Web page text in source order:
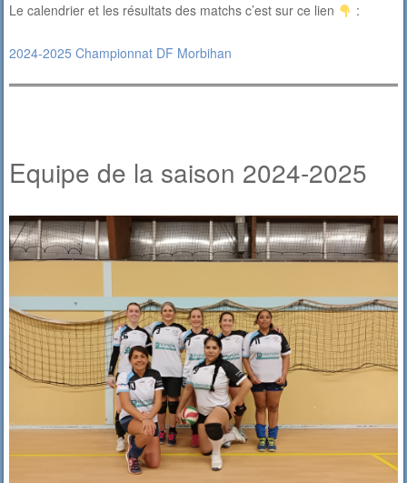
Le calendrier et les résultats des matchs c’est sur ce lien :
2024-2025 Championnat DF Morbihan
Equipe de la saison 2024-2025